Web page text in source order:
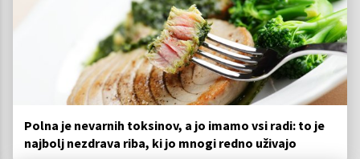
Polna je nevarnih toksinov, a jo imamo vsi radi: to je
najbolj nezdrava riba, ki jo mnogi redno uživajo